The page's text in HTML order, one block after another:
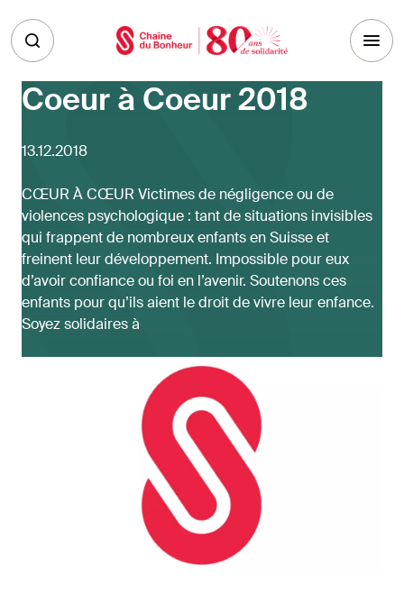
Coeur à Coeur 2018
13.12.2018
CŒUR À CŒUR Victimes de négligence ou de
violences psychologique : tant de situations invisibles
qui frappent de nombreux enfants en Suisse et
freinent leur développement. Impossible pour eux
d’avoir confiance ou foi en l’avenir. Soutenons ces
enfants pour qu’ils aient le droit de vivre leur enfance.
Soyez solidaires à